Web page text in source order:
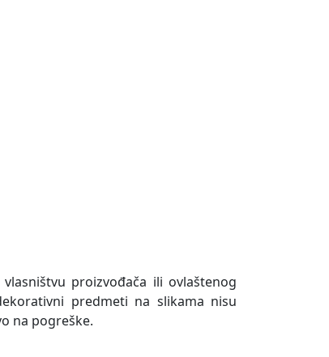
proizvođača ili ovlaštenog
predmeti na slikama nisu
na pogreške.